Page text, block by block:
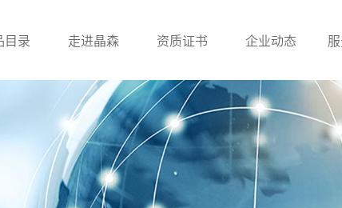
目录 走进晶森 资质证书 企业动态
滤波器
UU系列滤波器
ET/UT系列滤波器
贴片电感
贴片绕线电感
贴片叠层电感
工字